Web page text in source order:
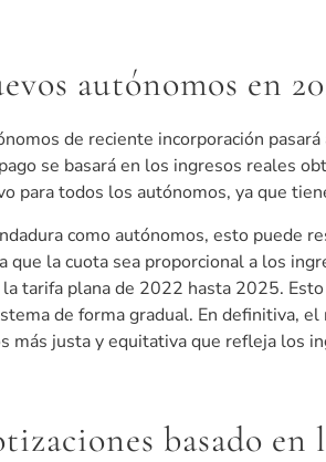
autónomos en
de reciente incorporación
se basará en los ingresos reales
para todos los autónomos, ya que
como autónomos, esto
que la cuota sea proporcional a los
tarifa plana de 2022 hasta 2025.
de forma gradual. En definitiva,
más justa y equitativa que refleja los
basado